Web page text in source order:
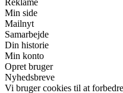
Reklame
Min side
Mailnyt
Samarbejde
Din historie
Min konto
Opret bruger
Nyhedsbreve
Vi bruger cookies til at